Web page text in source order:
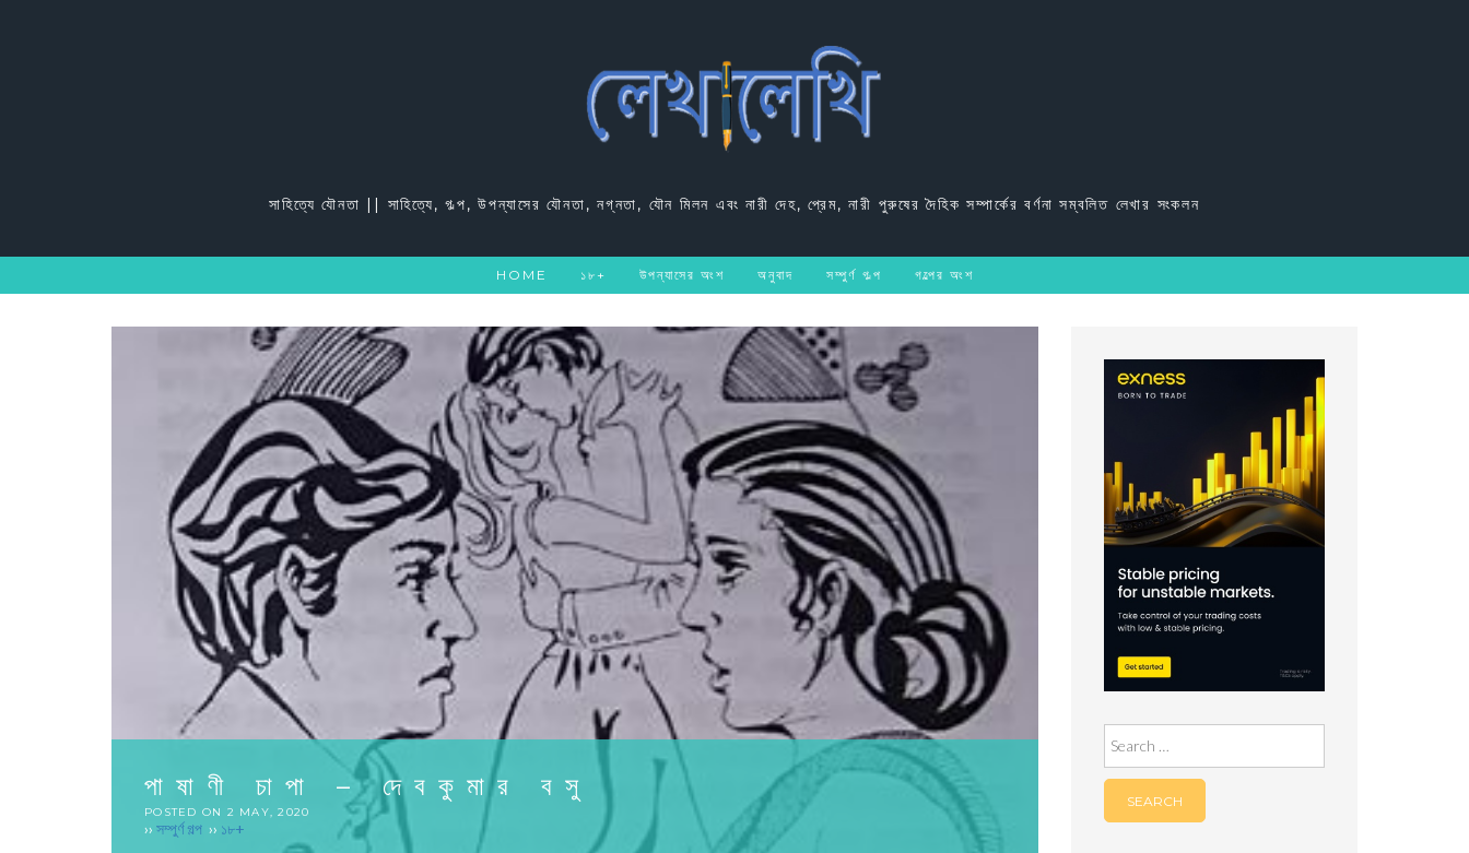
সাহিত্যে যৌনতা || সাহিত্যে, গল্প, উপন্যাসের যৌনতা, নগ্নতা, যৌন মিলন এবং নারী দেহ, প্রেম, নারী পুরুষের দৈহিক সম্পার্কের বর্ণনা সম্বলিত লেখার সংকলন
HOME ১৮+ উপন্যাসের অংশ অনুবাদ সম্পুর্ণ গল্প গল্পের অংশ
পাষাণী চাপা – দেবকুমার বসু
POSTED ON 2 MAY, 2020
›› সম্পুর্ণ গল্প ›› ১৮+
for: